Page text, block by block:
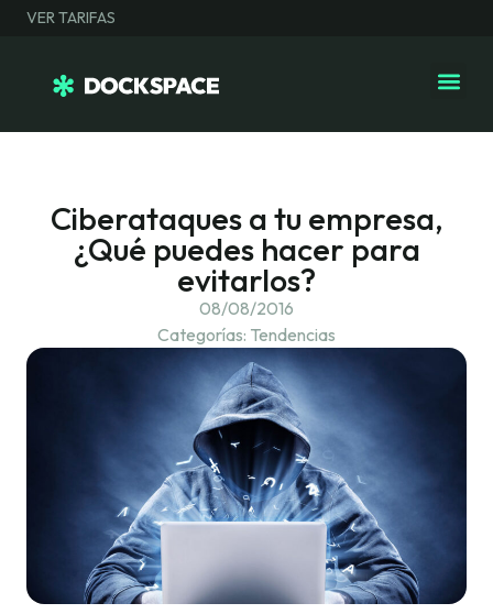
VER TARIFAS
Ciberataques a tu empresa,
¿Qué puedes hacer para
evitarlos?
08/08/2016
Categorías: Tendencias